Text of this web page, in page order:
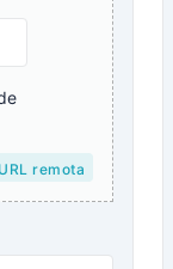
remota